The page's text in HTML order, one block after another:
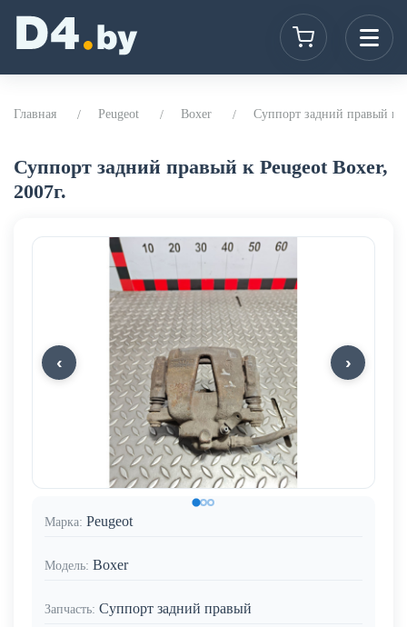
Главная Peugeot Boxer Суппорт задний правый к
Суппорт задний правый к Peugeot Boxer,
2007г.
Марка: Peugeot
Модель: Boxer
Запчасть: Суппорт задний правый